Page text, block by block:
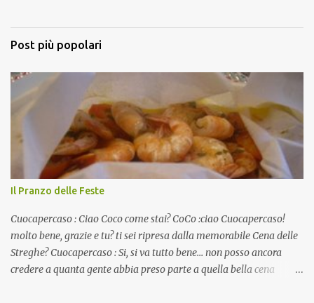
Post più popolari
Il Pranzo delle Feste
Cuocapercaso : Ciao Coco come stai? CoCo :ciao Cuocapercaso!
molto bene, grazie e tu? ti sei ripresa dalla memorabile Cena delle
Streghe? Cuocapercaso : Si, si va tutto bene… non posso ancora
credere a quanta gente abbia preso parte a quella bella cena